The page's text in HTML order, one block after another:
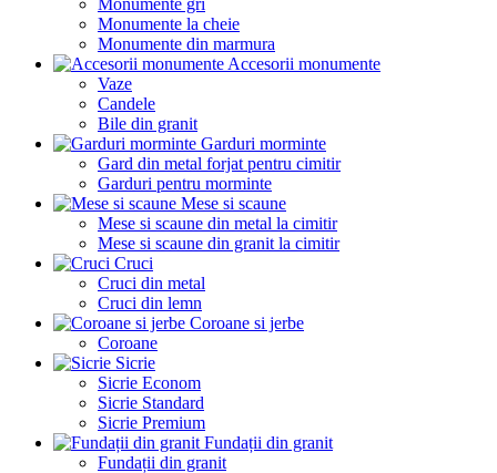
Monumente gri
Monumente la cheie
Monumente din marmura
Accesorii monumente
Vaze
Candele
Bile din granit
Garduri morminte
Gard din metal forjat pentru cimitir
Garduri pentru morminte
Mese si scaune
Mese si scaune din metal la cimitir
Mese si scaune din granit la cimitir
Cruci
Cruci din metal
Cruci din lemn
Coroane si jerbe
Coroane
Sicrie
Sicrie Econom
Sicrie Standard
Sicrie Premium
Fundații din granit
Fundații din granit